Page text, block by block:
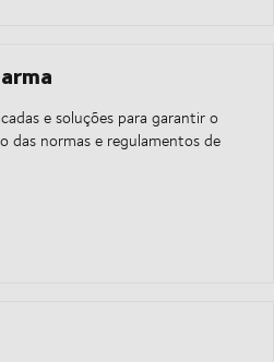
e soluções para garantir o
das normas e regulamentos de